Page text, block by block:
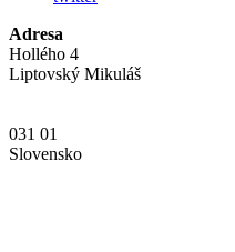
Adresa
Hollého 4
Liptovský Mikuláš
031 01
Slovensko